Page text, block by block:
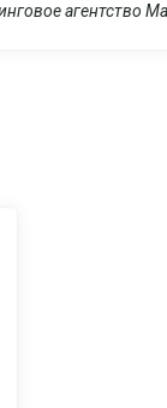
агентство